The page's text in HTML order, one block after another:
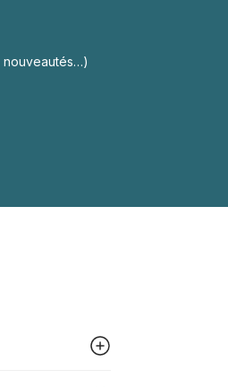
nouveautés…)